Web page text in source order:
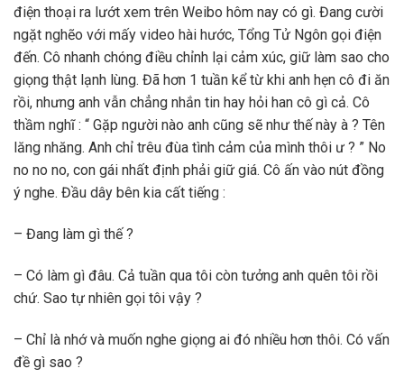
điện thoại ra lướt xem trên Weibo hôm nay có gì. Đang cười
ngặt nghẽo với mấy video hài hước, Tổng Tử Ngôn gọi điện
đến. Cô nhanh chóng điều chỉnh lại cảm xúc, giữ làm sao cho
giọng thật lạnh lùng. Đã hơn 1 tuần kể từ khi anh hẹn cô đi ăn
rồi, nhưng anh vẫn chẳng nhắn tin hay hỏi han cô gì cả. Cô
thầm nghĩ : “ Gặp người nào anh cũng sẽ như thế này à ? Tên
lăng nhăng. Anh chỉ trêu đùa tình cảm của mình thôi ư ? ” No
no no no, con gái nhất định phải giữ giá. Cô ấn vào nút đồng
ý nghe. Đầu dây bên kia cất tiếng :
– Đang làm gì thế ?
– Có làm gì đâu. Cả tuần qua tôi còn tưởng anh quên tôi rồi
chứ. Sao tự nhiên gọi tôi vậy ?
– Chỉ là nhớ và muốn nghe giọng ai đó nhiều hơn thôi. Có vấn
đề gì sao ?